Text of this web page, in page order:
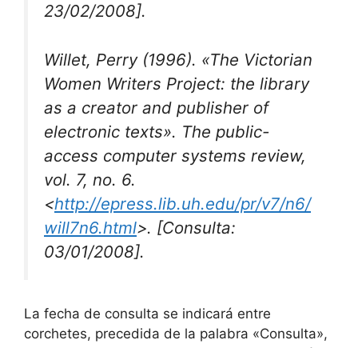
23/02/2008].
Willet, Perry (1996). «The Victorian
Women Writers Project: the library
as a creator and publisher of
electronic texts». The public-
access computer systems review,
vol. 7, no. 6.
<http://epress.lib.uh.edu/pr/v7/n6/
will7n6.html>. [Consulta:
03/01/2008].
La fecha de consulta se indicará entre
corchetes, precedida de la palabra «Consulta»,